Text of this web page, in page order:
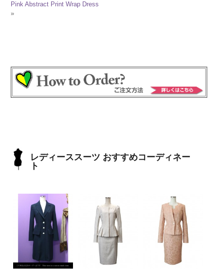
Pink Abstract Print Wrap Dress
»
レディーススーツ おすすめコーディネー
ト